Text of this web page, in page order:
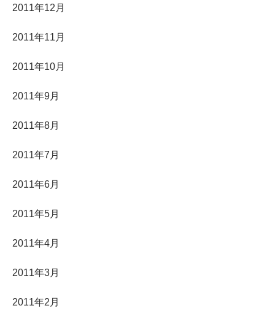
2011年12月
2011年11月
2011年10月
2011年9月
2011年8月
2011年7月
2011年6月
2011年5月
2011年4月
2011年3月
2011年2月